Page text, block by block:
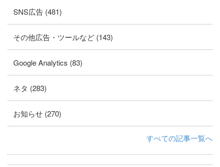
SNS広告 (481)
その他広告・ツールなど (143)
Google Analytics (83)
ネタ (283)
お知らせ (270)
すべての記事一覧へ